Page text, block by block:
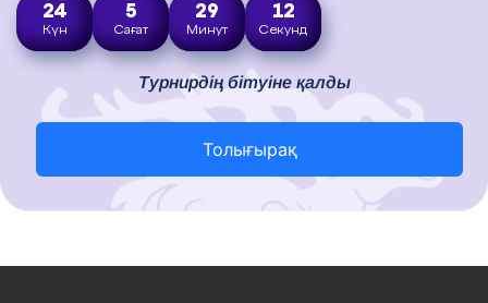
24
Күн
5
Сағат
29
Минут
11
Секунд
Турнирдің бітуіне қалды
Толығырақ